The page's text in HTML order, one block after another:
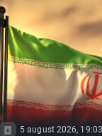
5 august 2026, 19:03